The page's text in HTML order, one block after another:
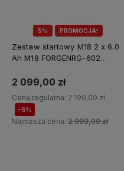
5% PROMOCJA!
Zestaw startowy M18 2 x 6.0
Ah M18 FORGENRG-602
2 099,00 zł
Cena regularna: 2 199,00 zł
-5%
Najniższa cena: 2 999,00 zł